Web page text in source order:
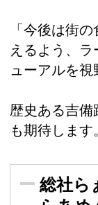
「今後は街
えるよう、
ューアルを視
歴史ある吉備
も期待します
総社ら